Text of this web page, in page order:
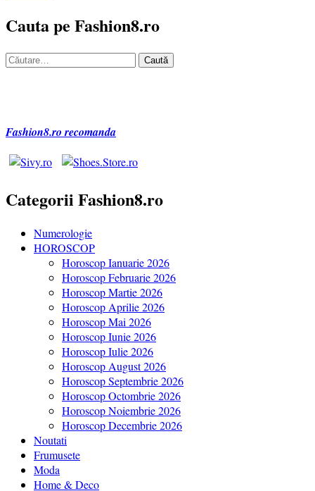
Cauta pe Fashion8.ro
Caută
Fashion8.ro recomanda
Categorii Fashion8.ro
Numerologie
HOROSCOP
Horoscop Ianuarie 2026
Horoscop Februarie 2026
Horoscop Martie 2026
Horoscop Aprilie 2026
Horoscop Mai 2026
Horoscop Iunie 2026
Horoscop Iulie 2026
Horoscop August 2026
Horoscop Septembrie 2026
Horoscop Octombrie 2026
Horoscop Noiembrie 2026
Horoscop Decembrie 2026
Noutati
Frumusete
Moda
Home & Deco